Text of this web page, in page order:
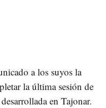
a los suyos la
la última sesión de
en Tajonar.